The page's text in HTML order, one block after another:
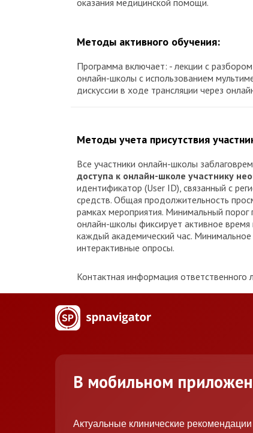
оказания медицинской помощи.
Методы активного обучения:
Программа включает: - лекции с
онлайн-школы с использованием
дискуссии в ходе трансляции через
Методы учета присутствия
Все участники онлайн-школы
доступа к онлайн-школе участнику
идентификатор (User ID), связанный с
средств. Общая продолжительность
рамках мероприятия. Минимальный
онлайн-школы фиксирует активное
каждый академический час.
интерактивные опросы.
Контактная информация
В мобильном
Актуальные клинические рекомендации